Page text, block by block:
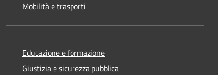
Mobilità e trasporti
Educazione e formazione
Giustizia e sicurezza pubblica